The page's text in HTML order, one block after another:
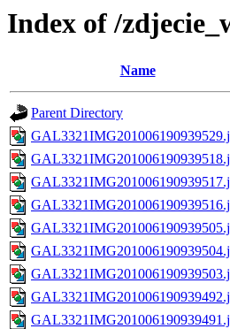
Index of /
Name
Parent Directory